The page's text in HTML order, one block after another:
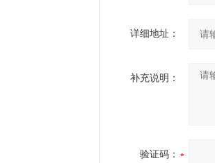
详细地址：
补充说明：
验证码：